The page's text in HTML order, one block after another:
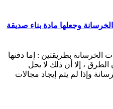
وجعلها مادة بناء صديقة
الخرسانة بطريقتين : إما دفنها
، إلا أن ذلك لا يحل
وإذا لم يتم إيجاد مجالات